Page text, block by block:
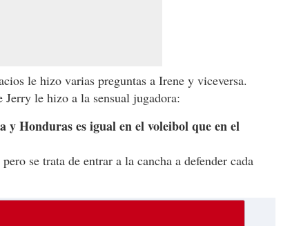
le hizo varias preguntas a Irene y viceversa.
Jerry le hizo a la sensual jugadora:
Honduras es igual en el voleibol que en el
se trata de entrar a la cancha a defender cada